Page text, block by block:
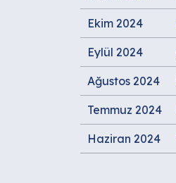
Ekim 2024
Eylül 2024
Ağustos 2024
Temmuz 2024
Haziran 2024